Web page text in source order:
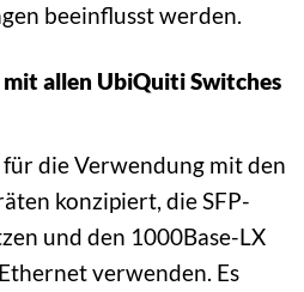
beeinflusst werden.
mit allen UbiQuiti Switches
die Verwendung mit den
konzipiert, die SFP-
und den 1000Base-LX
verwenden. Es